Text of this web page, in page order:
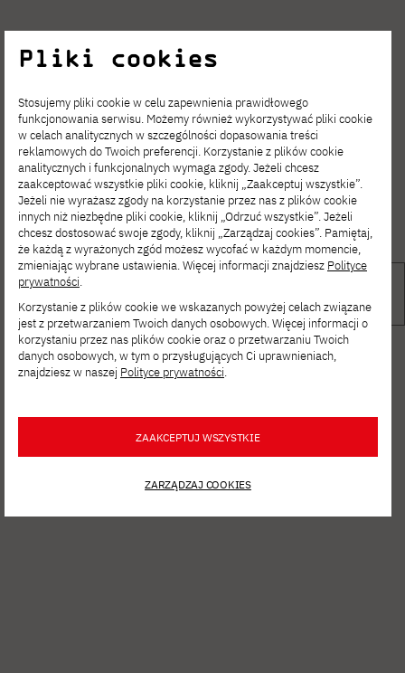
Zobacz inne
aktualności
Pliki cookies
Stosujemy pliki cookie w celu zapewnienia prawidłowego
funkcjonowania serwisu. Możemy również wykorzystywać pliki cookie
w celach analitycznych w szczególności dopasowania treści
reklamowych do Twoich preferencji. Korzystanie z plików cookie
analitycznych i funkcjonalnych wymaga zgody. Jeżeli chcesz
zaakceptować wszystkie pliki cookie, kliknij „Zaakceptuj wszystkie”.
Jeżeli nie wyrażasz zgody na korzystanie przez nas z plików cookie
innych niż niezbędne pliki cookie, kliknij „Odrzuć wszystkie”. Jeżeli
chcesz dostosować swoje zgody, kliknij „Zarządzaj cookies”. Pamiętaj,
że każdą z wyrażonych zgód możesz wycofać w każdym momencie,
zmieniając wybrane ustawienia. Więcej informacji znajdziesz Polityce
prywatności.
Korzystanie z plików cookie we wskazanych powyżej celach związane
jest z przetwarzaniem Twoich danych osobowych. Więcej informacji o
korzystaniu przez nas plików cookie oraz o przetwarzaniu Twoich
danych osobowych, w tym o przysługujących Ci uprawnieniach,
znajdziesz w naszej Polityce prywatności.
ZAAKCEPTUJ WSZYSTKIE
ZARZĄDZAJ COOKIES